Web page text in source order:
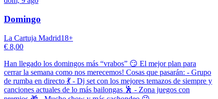
Domingo
La Cartuja Madrid18+
€ 8,00
Han llegado los domingos más “vrabos” 😏 El mejor plan para
cerrar la semana como nos merecemos! Cosas que pasarán: - Grupo
de rumba en directo 💃 - Dj set con los mejores temazos de siempre y
canciones actuales de lo más bailongas 🕺 - Zona juegos con